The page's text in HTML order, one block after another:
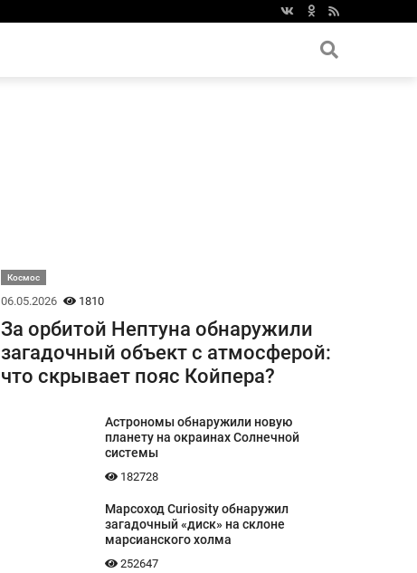
Космос
06.05.2026 1810
За орбитой Нептуна обнаружили
загадочный объект с атмосферой:
что скрывает пояс Койпера?
Астрономы обнаружили новую
планету на окраинах Солнечной
системы
182728
Марсоход Curiosity обнаружил
загадочный «диск» на склоне
марсианского холма
252647